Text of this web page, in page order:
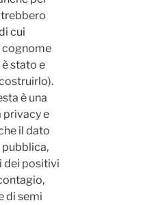
cui
cognome
stato e
è una
privacy e
il dato
pubblica,
dei positivi
di semi